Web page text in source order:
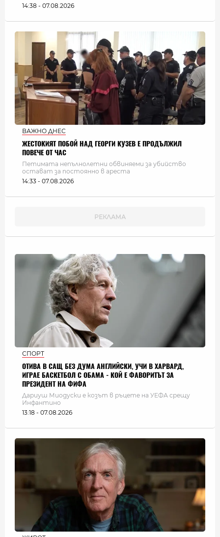
14:38 - 07.08.2026
ВАЖНО ДНЕС
ЖЕСТОКИЯТ ПОБОЙ НАД ГЕОРГИ КУЗЕВ Е ПРОДЪЛЖИЛ
ПОВЕЧЕ ОТ ЧАС
Петимата непълнолетни обвиняеми за убийство
остават за постоянно в ареста
14:33 - 07.08.2026
СПОРТ
ОТИВА В САЩ БЕЗ ДУМА АНГЛИЙСКИ, УЧИ В ХАРВАРД,
ИГРАЕ БАСКЕТБОЛ С ОБАМА - КОЙ Е ФАВОРИТЪТ ЗА
ПРЕЗИДЕНТ НА ФИФА
Дариуш Миодуски е козът в ръцете на УЕФА срещу
Инфантино
13:18 - 07.08.2026